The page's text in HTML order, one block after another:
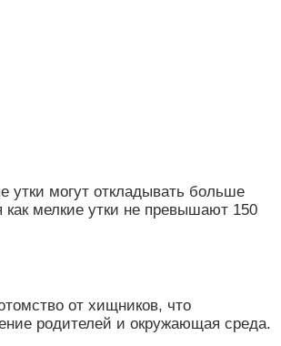
утки могут откладывать больше
мелкие утки не превышают 150
от хищников, что
родителей и окружающая среда.